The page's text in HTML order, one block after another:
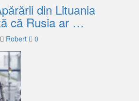
din Lituania
că Rusia ar …
Robert 0